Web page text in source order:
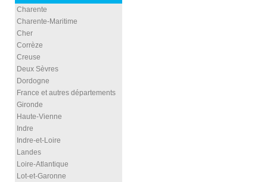
Charente
Charente-Maritime
Cher
Corrèze
Creuse
Deux Sèvres
Dordogne
France et autres départements
Gironde
Haute-Vienne
Indre
Indre-et-Loire
Landes
Loire-Atlantique
Lot-et-Garonne